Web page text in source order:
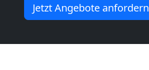
Jetzt Angebote anfordern
LKW
Wolfsberg